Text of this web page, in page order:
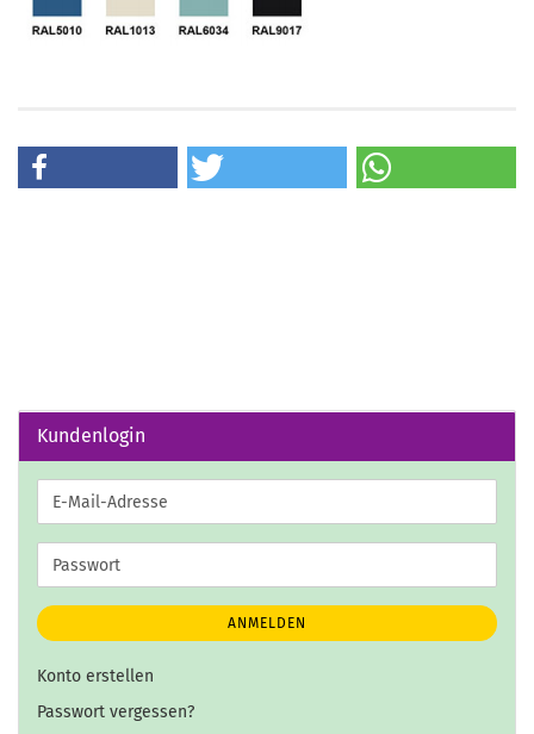
Kundenlogin
E-
Mail-
Adresse
Passwort
ANMELDEN
Konto erstellen
Passwort vergessen?